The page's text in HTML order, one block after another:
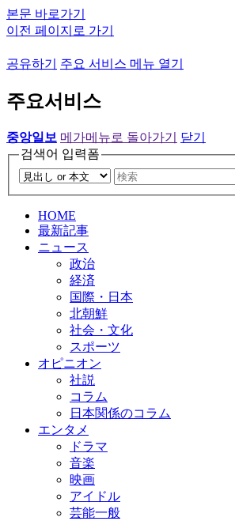
본문 바로가기
이전 페이지로 가기
공유하기 주요 서비스 메뉴 열기
주요서비스
중앙일보 메가메뉴로 돌아가기
닫기
검색어 입력폼
HOME
最新記事
ニュース
政治
経済
国際・日本
北朝鮮
社会・文化
スポーツ
オピニオン
社説
コラム
日本関係のコラム
エンタメ
ドラマ
音楽
映画
アイドル
芸能一般